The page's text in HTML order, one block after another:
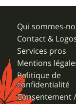
Qui sommes-
Contact &
Services pros
Mentions
Politique de
confidentialité
Consentement